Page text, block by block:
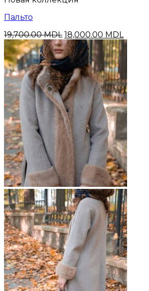
Пальто
19,700.00MDL Первоначальная
цена
составляла
19,700.00 MDL.
18,000.00 MDL
цена: